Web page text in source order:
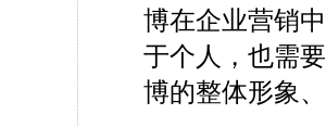
博在企业营销
于个人，也需
博的整体形象